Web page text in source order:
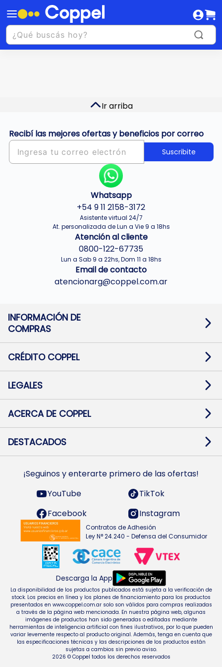
Ir arriba
Recibí las mejores ofertas y beneficios por correo
Suscribite
Whatsapp
+54 9 11 2158-3172
Asistente virtual 24/7
At. personalizada de Lun a Vie 9 a 18hs
Atención al cliente
0800-122-67735
Lun a Sab 9 a 22hs, Dom 11 a 18hs
Email de contacto
atencionarg@coppel.com.ar
INFORMACIÓN DE
COMPRAS
Términos y condiciones
Botón de arrepentimiento
Mapa de sitio
CRÉDITO COPPEL
Solicitar Crédito
Medios de Pago
Pago Fácil Online
LEGALES
Baja contratos
Defensa al consumidor CABA
ACERCA DE COPPEL
Trabajá con Nosotros
Preguntas Frecuentes
DESTACADOS
Smarts TVs y accesorios
Electrodomésticos
Heladeras y freezers
¡Seguinos y enterarte primero de las ofertas!
YouTube
TikTok
Facebook
Instagram
Contratos de Adhesión
Ley N° 24.240 - Defensa del Consumidor
Descarga la App
La disponibilidad de los productos publicados está sujeta a la verificación de
stock. Los precios en línea y los planes de financiamiento para los productos
presentados en www.coppel.com.ar solo son válidos para compras realizadas
a través de la página web mencionada. En nuestra página web, algunas
imágenes de productos han sido generadas o editadas mediante
herramientas de inteligencia artificial con fines ilustrativos, por lo que pueden
variar levemente respecto al producto original. Además, tenga en cuenta que
las especificaciones técnicas y las descripciones de los productos están
sujetas a cambios sin previo aviso.
2026 © Coppel todos los derechos reservados